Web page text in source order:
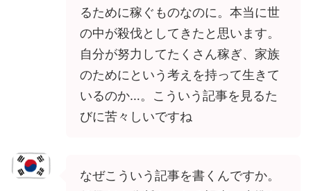
るために稼ぐものなのに。本当に世
の中が殺伐としてきたと思います。
自分が努力してたくさん稼ぎ、家族
のためにという考えを持って生きて
いるのか…。こういう記事を見るた
びに苦々しいですね
なぜこういう記事を書くんですか。